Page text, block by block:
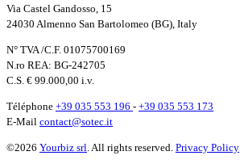
Via Castel Gandosso, 15
24030 Almenno San Bartolomeo (BG), Italy
N° TVA /C.F. 01075700169
N.ro REA: BG-242705
C.S. € 99.000,00 i.v.
Téléphone +39 035 553 196 - +39 035 553 173
E-Mail contact@sotec.it
©2026 Yourbiz srl. All rights reserved. Privacy Policy